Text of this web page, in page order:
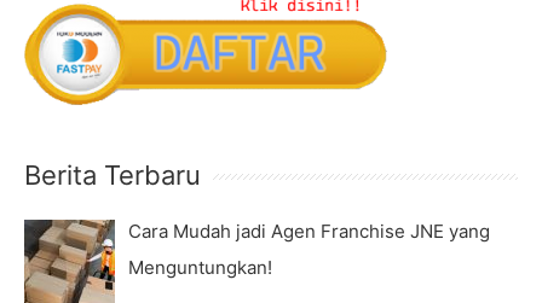
Berita Terbaru
Cara Mudah jadi Agen Franchise JNE yang
Menguntungkan!